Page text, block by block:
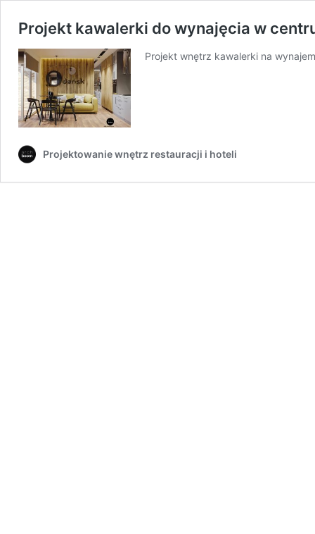
Projekt kawalerki do wynajęcia w
Projekt wnętrz kawalerki na
Projektowanie wnętrz restauracji i hoteli